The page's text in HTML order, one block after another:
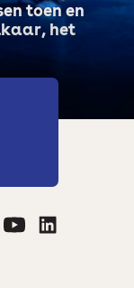
toen en
het